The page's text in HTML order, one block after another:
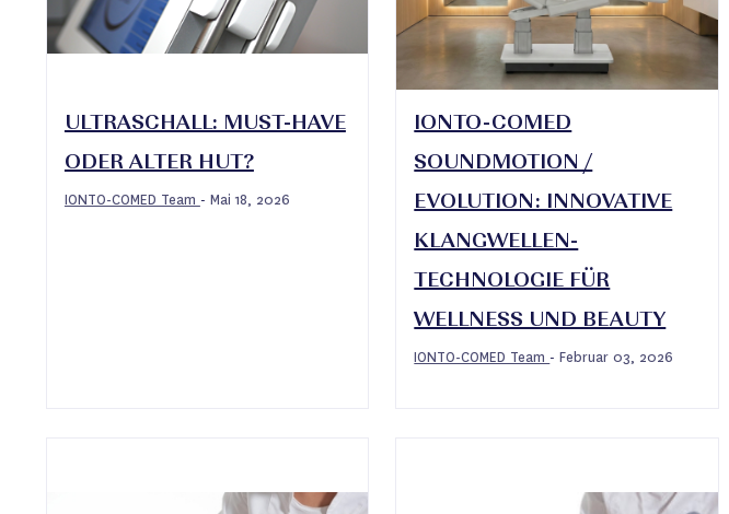
ULTRASCHALL: MUST-HAVE
ODER ALTER HUT?
IONTO-COMED Team - Mai 18, 2026
IONTO-COMED
SOUNDMOTION /
EVOLUTION: INNOVATIVE
KLANGWELLEN-
TECHNOLOGIE FÜR
WELLNESS UND BEAUTY
IONTO-COMED Team - Februar 03, 2026